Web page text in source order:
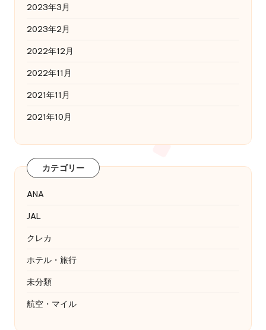
2023年3月
2023年2月
2022年12月
2022年11月
2021年11月
2021年10月
カテゴリー
ANA
JAL
クレカ
ホテル・旅行
未分類
航空・マイル